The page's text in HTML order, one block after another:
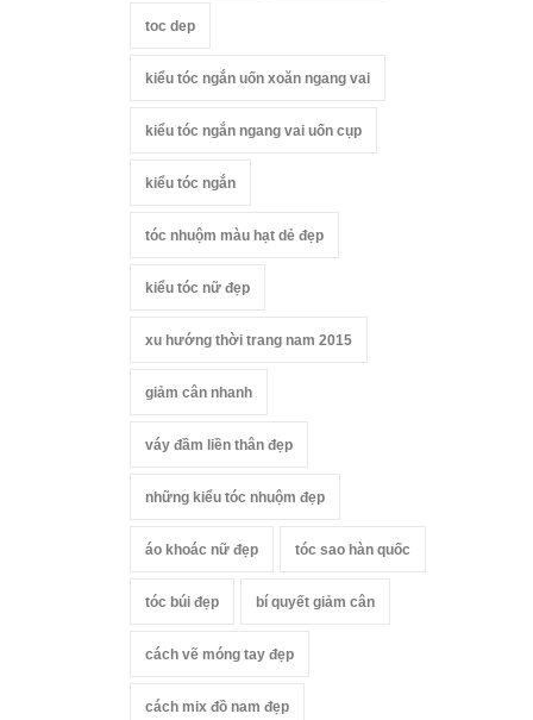
toc dep
kiểu tóc ngắn uốn xoăn ngang vai
kiểu tóc ngắn ngang vai uốn cụp
kiểu tóc ngắn
tóc nhuộm màu hạt dẻ đẹp
kiểu tóc nữ đẹp
xu hướng thời trang nam 2015
giảm cân nhanh
váy đầm liền thân đẹp
những kiểu tóc nhuộm đẹp
áo khoác nữ đẹp tóc sao hàn quốc
tóc búi đẹp bí quyết giảm cân
cách vẽ móng tay đẹp
cách mix đồ nam đẹp